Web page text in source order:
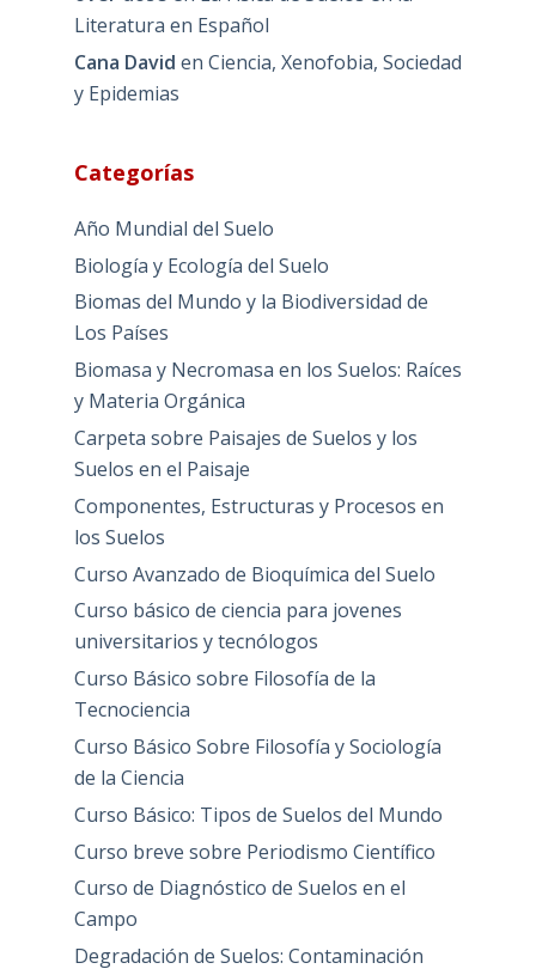
Literatura en Español
Cana David en Ciencia, Xenofobia, Sociedad
y Epidemias
Categorías
Año Mundial del Suelo
Biología y Ecología del Suelo
Biomas del Mundo y la Biodiversidad de
Los Países
Biomasa y Necromasa en los Suelos: Raíces
y Materia Orgánica
Carpeta sobre Paisajes de Suelos y los
Suelos en el Paisaje
Componentes, Estructuras y Procesos en
los Suelos
Curso Avanzado de Bioquímica del Suelo
Curso básico de ciencia para jovenes
universitarios y tecnólogos
Curso Básico sobre Filosofía de la
Tecnociencia
Curso Básico Sobre Filosofía y Sociología
de la Ciencia
Curso Básico: Tipos de Suelos del Mundo
Curso breve sobre Periodismo Científico
Curso de Diagnóstico de Suelos en el
Campo
Degradación de Suelos: Contaminación